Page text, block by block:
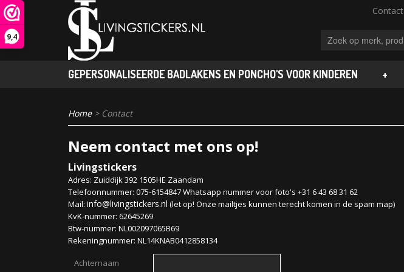
9,4
Contact
GEPERSONALISEERDE BADLAKENS EN PONCHO'S VOOR KINDEREN +
Home> Contact
Neem contact met ons op!
Livingstickers
Adres: Zuiddijk 392 1505HE Zaandam
Telefoonnummer: 075-6154847 Whatsapp nummer voor foto's +31 6 43 68 31 62
Mail: info@livingstickers.nl (let op! Onze mailtjes kunnen terecht komen in de spam map)
KvK-nummer: 62645269
Btw-nummer: NL002097065B69
Rekeningnummer: NL14KNAB0412858134
Achternaam